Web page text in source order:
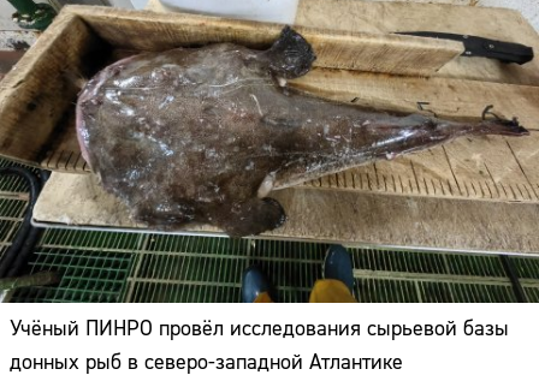
Учёный ПИНРО провёл исследования сырьевой базы
донных рыб в северо-западной Атлантике